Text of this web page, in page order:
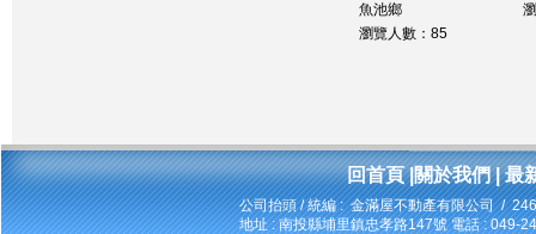
魚池鄉
瀏覽人數：85
回首頁|關於我們|最
公司抬頭 / 統編 : 金滿屋不動產有限公司 /
地址 : 南投縣埔里鎮忠孝路147號 電話 : 049-